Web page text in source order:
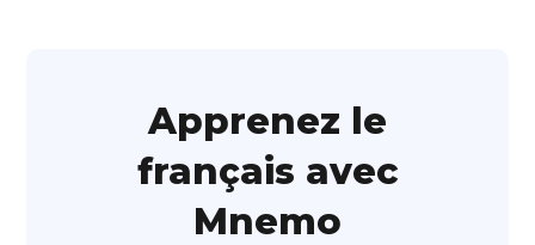
Apprenez le
français avec
Mnemo